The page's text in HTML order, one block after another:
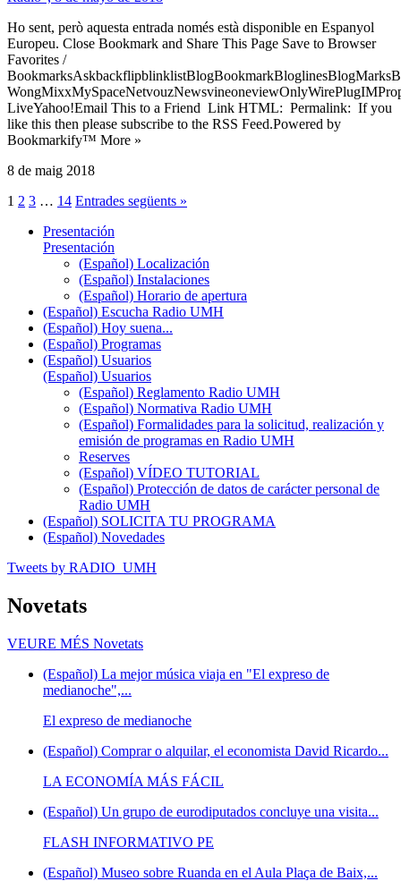
Ho sent, però aquesta entrada només està disponible en Espanyol
Europeu. Close Bookmark and Share This Page Save to Browser
Favorites /
LiveYahoo!Email This to a Friend Link HTML: Permalink: If you
like this then please subscribe to the RSS Feed.Powered by
Bookmarkify™ More »
8 de maig 2018
1 2 3 … 14 Entrades següents »
Presentación
Presentación
(Español) Localización
(Español) Instalaciones
(Español) Horario de apertura
(Español) Escucha Radio UMH
(Español) Hoy suena...
(Español) Programas
(Español) Usuarios
(Español) Usuarios
(Español) Reglamento Radio UMH
(Español) Normativa Radio UMH
(Español) Formalidades para la solicitud, realización y
emisión de programas en Radio UMH
Reserves
(Español) VÍDEO TUTORIAL
(Español) Protección de datos de carácter personal de
Radio UMH
(Español) SOLICITA TU PROGRAMA
(Español) Novedades
Tweets by RADIO_UMH
Novetats
VEURE MÉS Novetats
(Español) La mejor música viaja en "El expreso de
medianoche",...
El expreso de medianoche
(Español) Comprar o alquilar, el economista David Ricardo...
LA ECONOMÍA MÁS FÁCIL
(Español) Un grupo de eurodiputados concluye una visita...
FLASH INFORMATIVO PE
(Español) Museo sobre Ruanda en el Aula Plaça de Baix,...